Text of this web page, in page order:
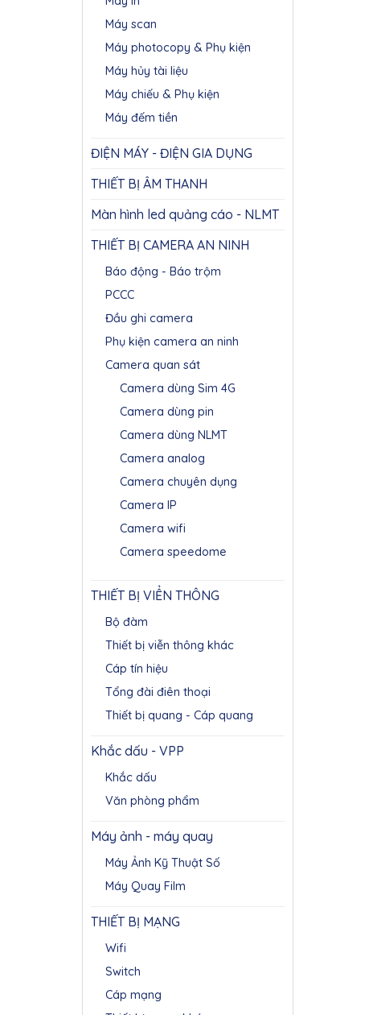
Máy scan
Máy photocopy & Phụ kiện
Máy hủy tài liệu
Máy chiếu & Phụ kiện
Máy đếm tiền
ĐIỆN MÁY - ĐIỆN GIA DỤNG
THIẾT BỊ ÂM THANH
Màn hình led quảng cáo - NLMT
THIẾT BỊ CAMERA AN NINH
Báo động - Báo trộm
PCCC
Đầu ghi camera
Phụ kiện camera an ninh
Camera quan sát
Camera dùng Sim 4G
Camera dùng pin
Camera dùng NLMT
Camera analog
Camera chuyên dụng
Camera IP
Camera wifi
Camera speedome
THIẾT BỊ VIỂN THÔNG
Bộ đàm
Thiết bị viễn thông khác
Cáp tín hiệu
Tổng đài điên thoại
Thiết bị quang - Cáp quang
Khắc dấu - VPP
Khắc dấu
Văn phòng phẩm
Máy ảnh - máy quay
Máy Ảnh Kỹ Thuật Số
Máy Quay Film
THIẾT BỊ MẠNG
Wifi
Switch
Cáp mạng